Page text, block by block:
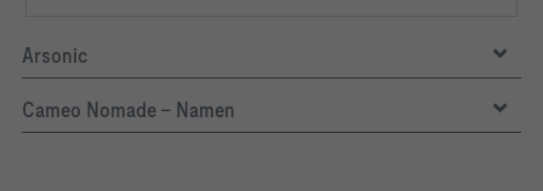
Arsonic
Cameo Nomade - Namen